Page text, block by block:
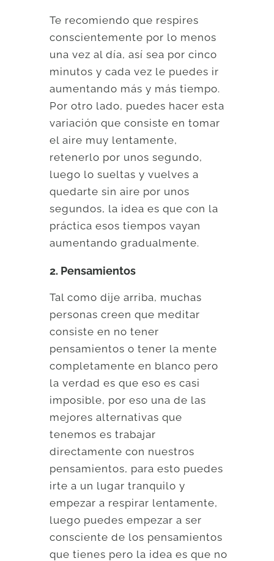
Te recomiendo que respires
conscientemente por lo menos
una vez al día, así sea por cinco
minutos y cada vez le puedes ir
aumentando más y más tiempo.
Por otro lado, puedes hacer esta
variación que consiste en tomar
el aire muy lentamente,
retenerlo por unos segundo,
luego lo sueltas y vuelves a
quedarte sin aire por unos
segundos, la idea es que con la
práctica esos tiempos vayan
aumentando gradualmente.
2. Pensamientos
Tal como dije arriba, muchas
personas creen que meditar
consiste en no tener
pensamientos o tener la mente
completamente en blanco pero
la verdad es que eso es casi
imposible, por eso una de las
mejores alternativas que
tenemos es trabajar
directamente con nuestros
pensamientos, para esto puedes
irte a un lugar tranquilo y
empezar a respirar lentamente,
luego puedes empezar a ser
consciente de los pensamientos
que tienes pero la idea es que no